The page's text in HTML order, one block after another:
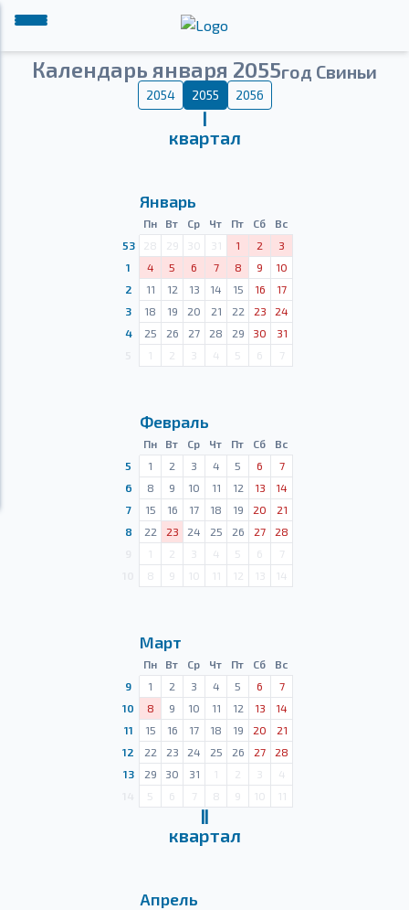
Календарь января 2055год Свиньи
2054 2055 2056
Ⅰ
квартал
Январь
Пн Вт Ср Чт Пт Сб
Вс
53
28 29 30 31 1 2
3
1
4 5 6 7 8 9
10
2
11 12 13 14 15 16
17
3
18 19 20 21 22 23
24
4
25 26 27 28 29 30
31
1 2 3 4 5 6 7
Февраль
Пн Вт Ср Чт Пт Сб
Вс
5
1 2 3 4 5 6
7
6
8 9 10 11 12 13
14
7
15 16 17 18 19 20
21
8
22 23 24 25 26 27
28
1 2 3 4 5 6
7
8 9 10 11 12 13 14
Март
Пн Вт Ср Чт Пт Сб
Вс
9
1 2 3 4 5 6
7
10
8 9 10 11 12 13
14
11
15 16 17 18 19 20
21
12
22 23 24 25 26 27
28
13
29 30 31 1 2 3
4
5 6 7 8 9 10 11
Ⅱ
квартал
Апрель